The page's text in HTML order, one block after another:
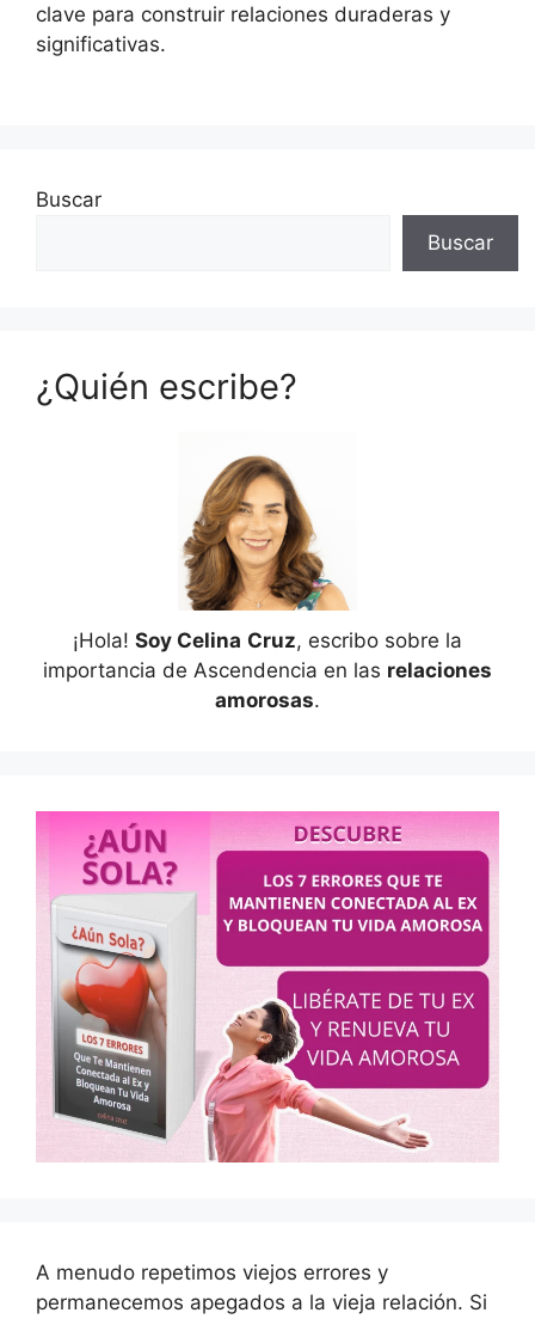
clave para construir relaciones duraderas y
significativas.
Buscar
Buscar
¿Quién escribe?
¡Hola! Soy Celina Cruz, escribo sobre la
importancia de Ascendencia en las relaciones
amorosas.
A menudo repetimos viejos errores y
permanecemos apegados a la vieja relación. Si